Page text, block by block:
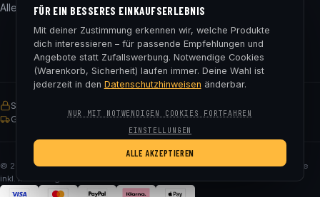
Alle 24 Marken
Impressum
Cookie-Einstellungen
SSL-verschlüsselt
Gratis Versand ab € 75
© 2026 Fluna Tec & Research GmbH · FN 330182m, LG Salzburg · Alle Preise
inkl. MwSt. zzgl. Versand
FÜR EIN BESSERES EINKAUFSERLEBNIS
Mit deiner Zustimmung erkennen wir, welche Produkte
dich interessieren – für passende Empfehlungen und
Angebote statt Zufallswerbung. Notwendige Cookies
(Warenkorb, Sicherheit) laufen immer. Deine Wahl ist
jederzeit in den Datenschutzhinweisen änderbar.
ALLE AKZEPTIEREN
EINSTELLUNGEN
NUR MIT NOTWENDIGEN COOKIES FORTFAHREN